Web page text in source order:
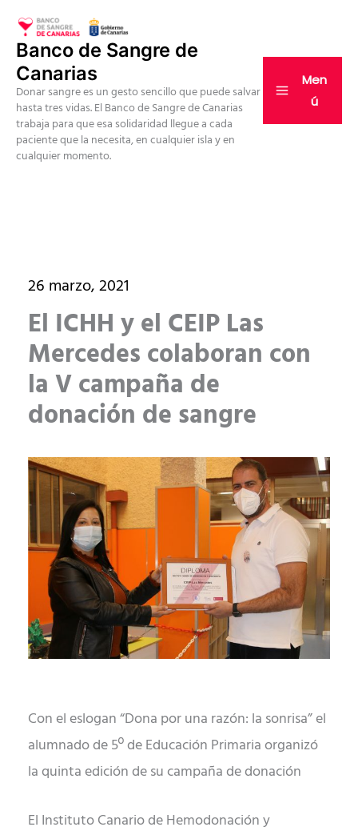
contenido
Banco de Sangre de
Canarias
Donar sangre es un gesto sencillo que puede salvar
hasta tres vidas. El Banco de Sangre de Canarias
trabaja para que esa solidaridad llegue a cada
paciente que la necesita, en cualquier isla y en
cualquier momento.
Men
ú
26 marzo, 2021
El ICHH y el CEIP Las
Mercedes colaboran con
la V campaña de
donación de sangre
Con el eslogan “Dona por una razón: la sonrisa” el
alumnado de 5º de Educación Primaria organizó
la quinta edición de su campaña de donación
El Instituto Canario de Hemodonación y